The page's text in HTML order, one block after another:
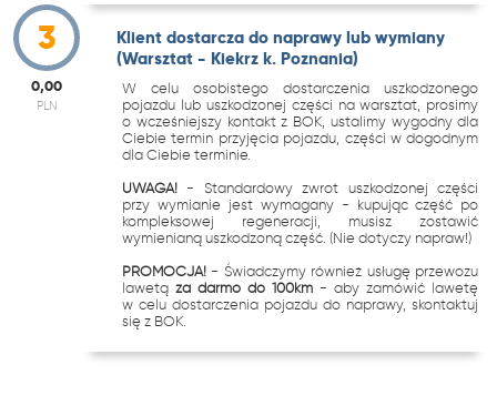
3
0,00
PLN
Klient dostarcza do naprawy lub wymiany
(Warsztat - Kiekrz k. Poznania)
W celu osobistego dostarczenia uszkodzonego
pojazdu lub uszkodzonej części na warsztat, prosimy
o wcześniejszy kontakt z BOK, ustalimy wygodny dla
Ciebie termin przyjęcia pojazdu, części w dogodnym
dla Ciebie terminie.
UWAGA! - Standardowy zwrot uszkodzonej części
przy wymianie jest wymagany - kupując część po
kompleksowej regeneracji, musisz zostawić
wymienianą uszkodzoną część. (Nie dotyczy napraw!)
PROMOCJA! - Świadczymy również usługę przewozu
lawetąza darmo do 100km - aby zamówić lawetę
w celu dostarczenia pojazdu do naprawy, skontaktuj
się z BOK.